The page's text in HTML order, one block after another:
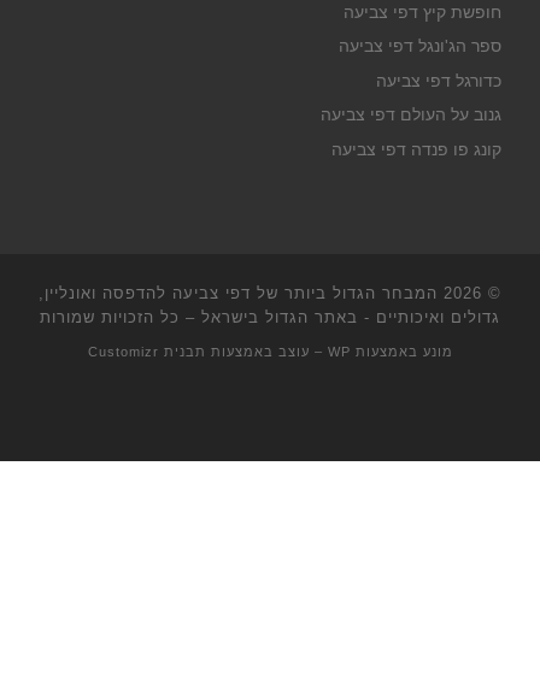
חופשת קיץ דפי צביעה
ספר הג'ונגל דפי צביעה
כדורגל דפי צביעה
גנוב על העולם דפי צביעה
קונג פו פנדה דפי צביעה
© 2026
המבחר הגדול ביותר של דפי צביעה להדפסה ואונליין,
גדולים ואיכותיים - באתר הגדול בישראל – כל הזכויות שמורות
מונע באמצעות WP – עוצב באמצעות תבנית Customizr